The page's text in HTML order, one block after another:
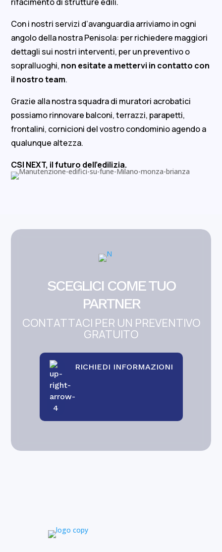
Con i nostri servizi d’avanguardia arriviamo in ogni
angolo della nostra Penisola: per richiedere maggiori
dettagli sui nostri interventi, per un preventivo o
sopralluoghi, non esitate a mettervi in contatto con
il nostro team.
Grazie alla nostra squadra di muratori acrobatici
possiamo rinnovare balconi, terrazzi, parapetti,
frontalini, cornicioni del vostro condominio agendo a
qualunque altezza.
CSI NEXT, il futuro dell’edilizia.
SCEGLICI COME TUO
PARTNER
CONTATTACI PER UN PREVENTIVO
GRATUITO
RICHIEDI INFORMAZIONI